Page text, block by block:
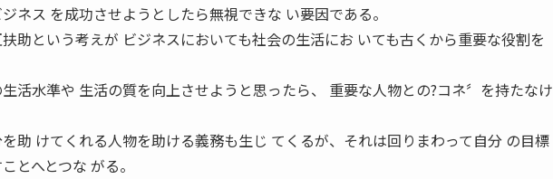
ネス を成功させようとしたら無視できな い要因である。
助という考えが ビジネスにおいても社会の生活にお いても古くから重要な役割を
活水準や 生活の質を向上させようと思ったら、 重要な人物との?コネ〞を持たなけ
助 けてくれる人物を助ける義務も生じ てくるが、それは回りまわって自分 の目標
とへとつな がる。